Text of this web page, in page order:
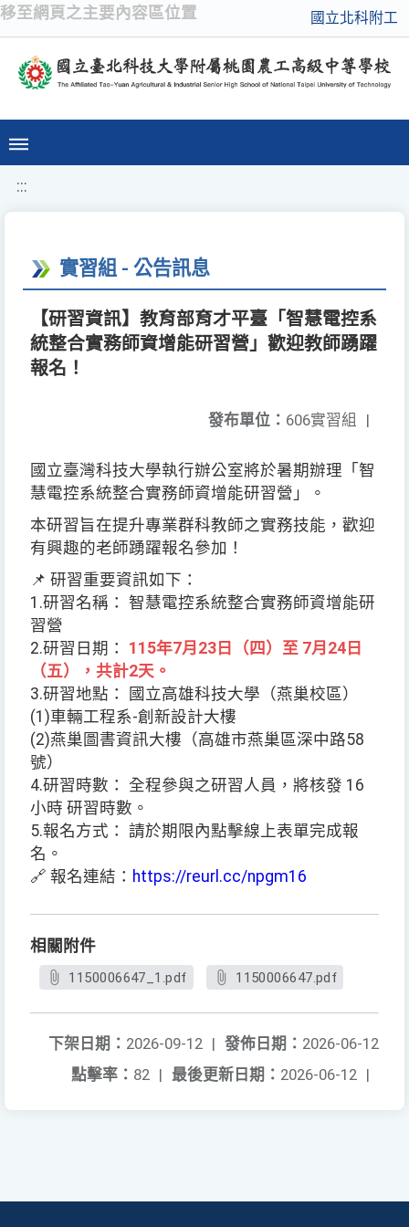
移至網頁之主要內容區位置 國立北科附工
:::
實習組 - 公告訊息
【研習資訊】教育部育才平臺「智慧電控系
統整合實務師資增能研習營」歡迎教師踴躍
報名！
發布單位： 606實習組 |
國立臺灣科技大學執行辦公室將於暑期辦理「智
慧電控系統整合實務師資增能研習營」。
本研習旨在提升專業群科教師之實務技能，歡迎
有興趣的老師踴躍報名參加！
📌 研習重要資訊如下：
1.研習名稱： 智慧電控系統整合實務師資增能研
習營
2.研習日期： 115年7月23日（四）至 7月24日
（五），共計2天。
3.研習地點： 國立高雄科技大學（燕巢校區）
(1)車輛工程系-創新設計大樓
(2)燕巢圖書資訊大樓（高雄市燕巢區深中路58
號）
4.研習時數： 全程參與之研習人員，將核發 16
小時 研習時數。
5.報名方式： 請於期限內點擊線上表單完成報
名。
🔗 報名連結： https://reurl.cc/npgm16
相關附件
1150006647_1.pdf 1150006647.pdf
發佈日期： 2026-06-12
下架日期： 2026-09-12 |
最後更新日期： 2026-06-12 |
點擊率： 82 |